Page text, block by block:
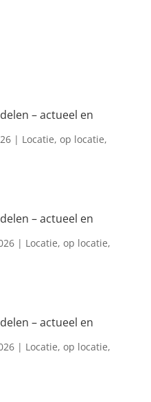
– actueel en
| Locatie, op locatie,
– actueel en
| Locatie, op locatie,
– actueel en
| Locatie, op locatie,